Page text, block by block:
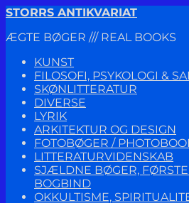
Spring
navigation
Spring
indhold
STORRS ANTIKVARIAT
ÆGTE BØGER /// REAL BOOKS
KUNST
FILOSOFI, PSYKOLOGI &
SKØNLITTERATUR
DIVERSE
LYRIK
ARKITEKTUR OG DESIGN
FOTOBØGER /
LITTERATURVIDENSKAB
SJÆLDNE BØGER,
BOGBIND
OKKULTISME,